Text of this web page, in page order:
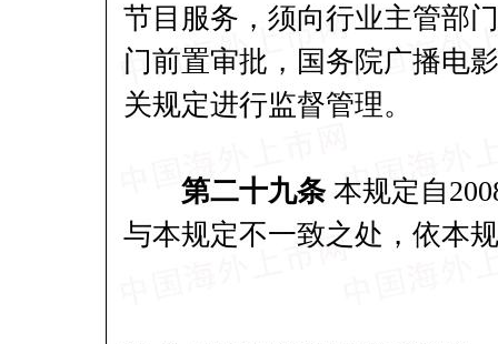
节目服务，须向行业主管部
门前置审批，国务院广播电
关规定进行监督管理。
第二十九条本规定自
与本规定不一致之处，依本